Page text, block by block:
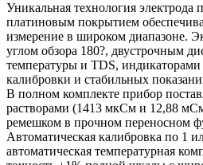
Уникальная технология
платиновым покрытием
измерение в широком диапазоне.
углом обзора 180?, двустрочным
температуры и TDS, индикаторами
калибровки и стабильных
В полном комплекте прибор
растворами (1413 мкСм и 12,88
ремешком в прочном переносном
Автоматическая калибровка по 1
автоматическая температурная